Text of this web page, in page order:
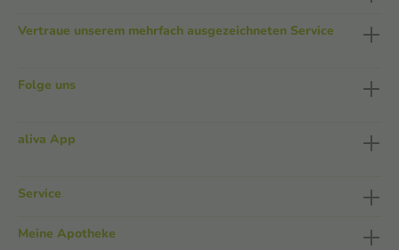
Vertraue unserem mehrfach ausgezeichneten Service
Folge uns
aliva App
Service
Meine Apotheke